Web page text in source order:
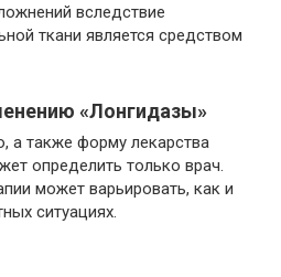
вследствие
ткани является средством
«Лонгидазы»
а также форму лекарства
определить только врач.
может варьировать, как и
ситуациях.